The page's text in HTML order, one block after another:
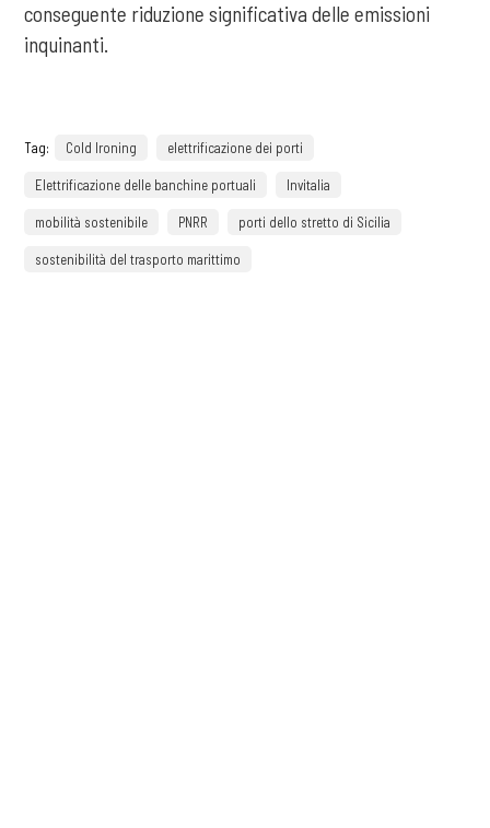
conseguente riduzione significativa delle emissioni
inquinanti.
Tag: Cold Ironing elettrificazione dei porti
Elettrificazione delle banchine portuali Invitalia
mobilità sostenibile PNRR porti dello stretto di Sicilia
sostenibilità del trasporto marittimo